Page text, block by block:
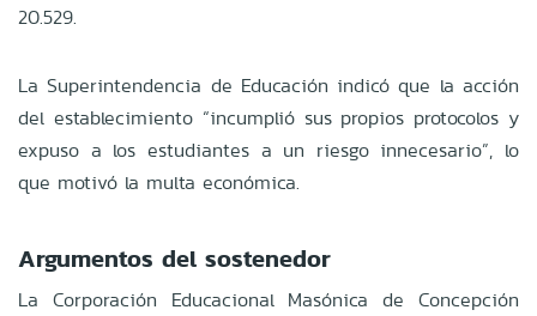
20.529.
La Superintendencia de Educación indicó que la acción
del establecimiento “incumplió sus propios protocolos y
expuso a los estudiantes a un riesgo innecesario”, lo
que motivó la multa económica.
Argumentos del sostenedor
La Corporación Educacional Masónica de Concepción